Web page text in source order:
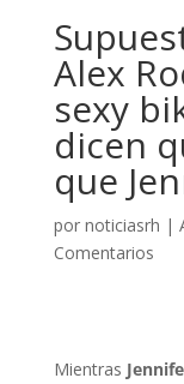
Alex
sexy
dicen
que
por noticiasrh |
Comentarios
Mientras